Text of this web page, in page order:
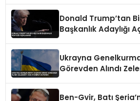
Donald Trump’tan
Başkanlık Adaylığı
Ukrayna
Görevden Alındı
Ben-Gvir, Batı